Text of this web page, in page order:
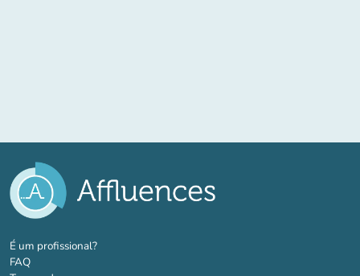
É um profissional?(novo separador)
FAQ